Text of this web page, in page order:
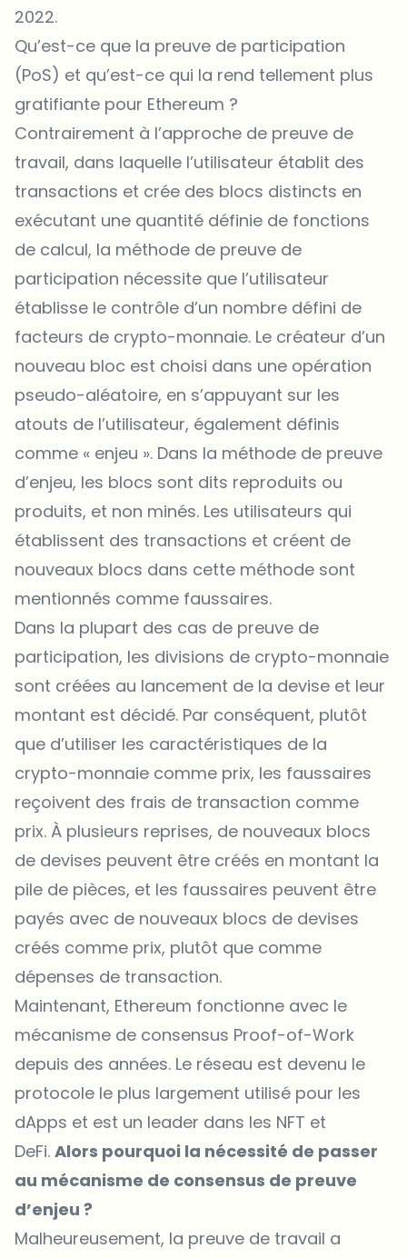
2022.
Qu’est-ce que la preuve de participation
(PoS) et qu’est-ce qui la rend tellement plus
gratifiante pour Ethereum ?
Contrairement à l’approche de preuve de
travail, dans laquelle l’utilisateur établit des
transactions et crée des blocs distincts en
exécutant une quantité définie de fonctions
de calcul, la méthode de preuve de
participation nécessite que l’utilisateur
établisse le contrôle d’un nombre défini de
facteurs de crypto-monnaie. Le créateur d’un
nouveau bloc est choisi dans une opération
pseudo-aléatoire, en s’appuyant sur les
atouts de l’utilisateur, également définis
comme « enjeu ». Dans la méthode de preuve
d’enjeu, les blocs sont dits reproduits ou
produits, et non minés. Les utilisateurs qui
établissent des transactions et créent de
nouveaux blocs dans cette méthode sont
mentionnés comme faussaires.
Dans la plupart des cas de preuve de
participation, les divisions de crypto-monnaie
sont créées au lancement de la devise et leur
montant est décidé. Par conséquent, plutôt
que d’utiliser les caractéristiques de la
crypto-monnaie comme prix, les faussaires
reçoivent des frais de transaction comme
prix. À plusieurs reprises, de nouveaux blocs
de devises peuvent être créés en montant la
pile de pièces, et les faussaires peuvent être
payés avec de nouveaux blocs de devises
créés comme prix, plutôt que comme
dépenses de transaction.
Maintenant, Ethereum fonctionne avec le
mécanisme de consensus Proof-of-Work
depuis des années. Le réseau est devenu le
protocole le plus largement utilisé pour les
dApps et est un leader dans les NFT et
DeFi. Alors pourquoi la nécessité de passer
au mécanisme de consensus de preuve
d’enjeu ?
Malheureusement, la preuve de travail a